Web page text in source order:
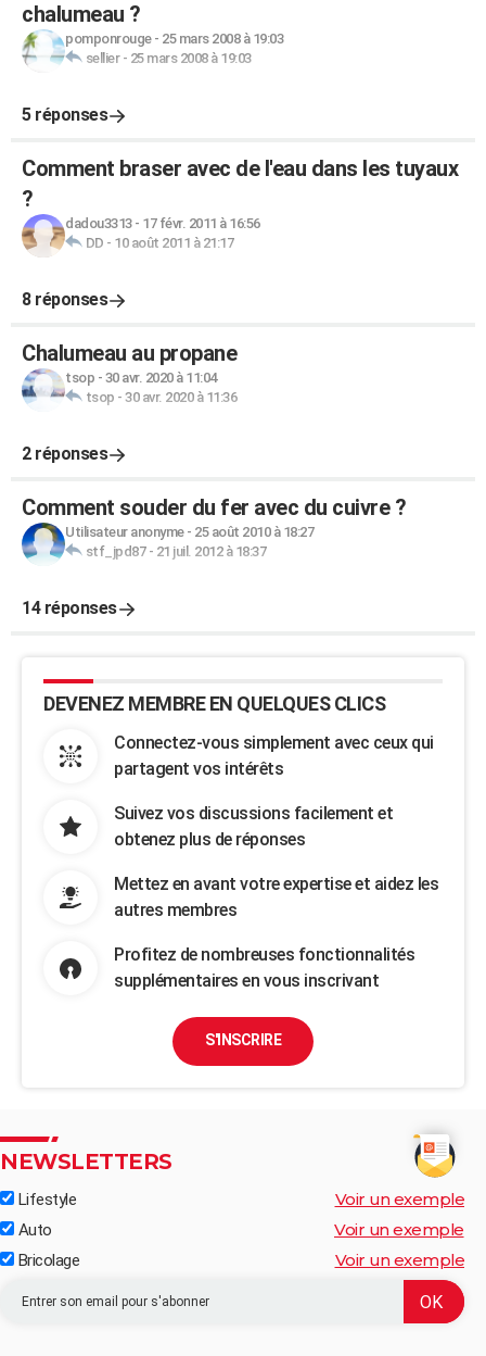
chalumeau ?
pomponrouge- 25 mars 2008 à 19:03
sellier- 25 mars 2008 à 19:03
5 réponses
Comment braser avec de l'eau dans les tuyaux
?
dadou3313- 17 févr. 2011 à 16:56
DD - 10 août 2011 à 21:17
8 réponses
Chalumeau au propane
tsop - 30 avr. 2020 à 11:04
tsop - 30 avr. 2020 à 11:36
2 réponses
Comment souder du fer avec du cuivre ?
Utilisateur anonyme- 25 août 2010 à 18:27
stf_jpd87- 21 juil. 2012 à 18:37
14 réponses
DEVENEZ MEMBRE EN QUELQUES CLICS
Connectez-vous simplement avec ceux qui
partagent vos intérêts
Suivez vos discussions facilement et
obtenez plus de réponses
Mettez en avant votre expertise et aidez les
autres membres
Profitez de nombreuses fonctionnalités
supplémentaires en vous inscrivant
S'INSCRIRE
NEWSLETTERS
Lifestyle Voir un exemple
Auto Voir un exemple
Bricolage Voir un exemple